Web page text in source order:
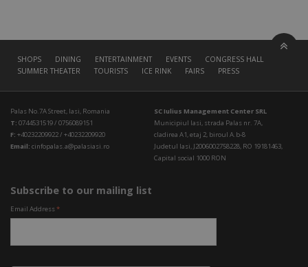
SHOPS DINING ENTERTAINMENT EVENTS
CONGRESS HALL
SUMMER THEATER
TOURISTS ICE RINK FAIRS PRESS
Palas No.7A Street, Iasi, Romania
T: 0744531519 / 0756089151
F: +40232209922 / +40232209920
Email: cinfopalas.a@palasiasi.ro
SC Iulius Management Center SRL
Municipiul Iasi, strada Palas nr. 7A,
cladirea A1, etaj 2, biroul A.b-8
Judetul Iasi, J2006002758228, RO 19181463,
Capital social 1000 RON
Subscribe to our mailing list
Email Address*